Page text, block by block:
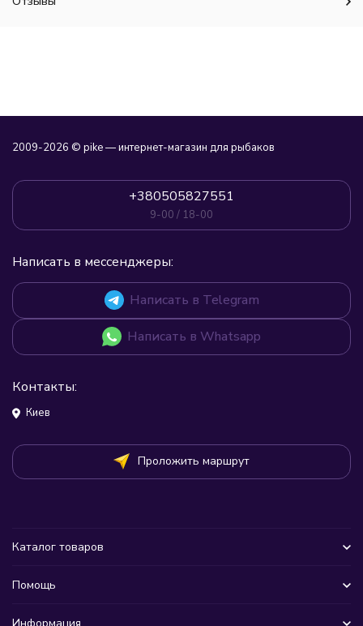
2009-2026 © pike — интернет-магазин для рыбаков
+380505827551
9-00 / 18-00
Написать в мессенджеры:
Написать в Telegram
Написать в Whatsapp
Контакты:
Киев
Проложить маршрут
Каталог товаров
Помощь